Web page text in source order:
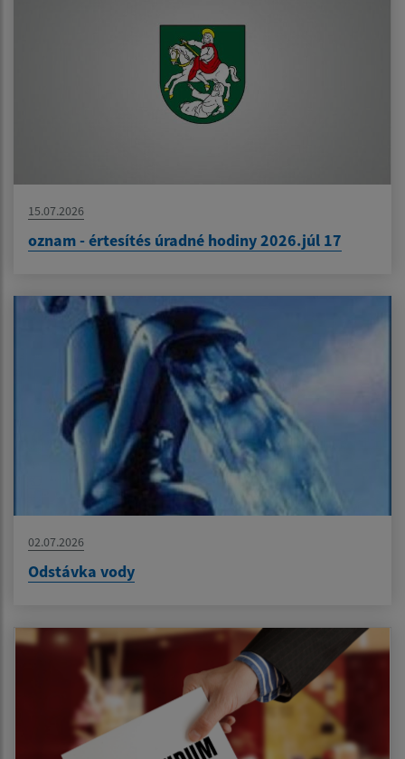
15.07.2026
oznam - értesítés úradné hodiny 2026.júl 17
02.07.2026
Odstávka vody